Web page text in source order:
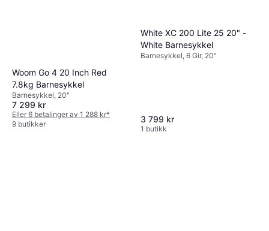
Woom Go 4 20 Inch Red
7.8kg Barnesykkel
Barnesykkel, 20"
7 299 kr
Eller 6 betalinger av 1 288 kr*
9 butikker
White XC 200 Lite 25 20" -
White Barnesykkel
Barnesykkel, 6 Gir, 20"
3 799 kr
1 butikk